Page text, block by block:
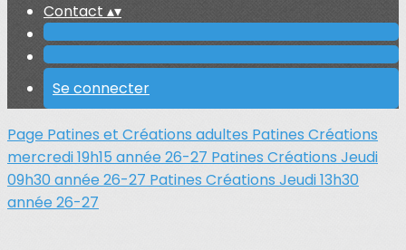
Contact ▴▾
Se connecter
Page Patines et Créations adultes Patines Créations
mercredi 19h15 année 26-27 Patines Créations Jeudi
09h30 année 26-27 Patines Créations Jeudi 13h30
année 26-27